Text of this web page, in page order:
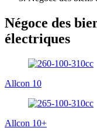
Négoce des
électriques
Allcon 10
Allcon 10+